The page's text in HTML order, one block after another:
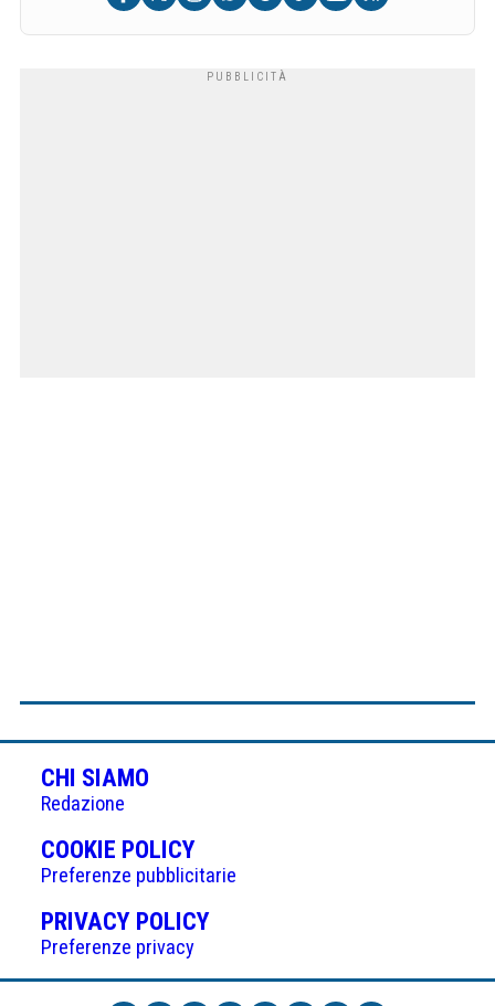
CHI SIAMO
Redazione
COOKIE POLICY(APRE
IN
UNA
NUOVA
Preferenze pubblicitarie
PRIVACY POLICY(APRE
UNA
Preferenze privacy